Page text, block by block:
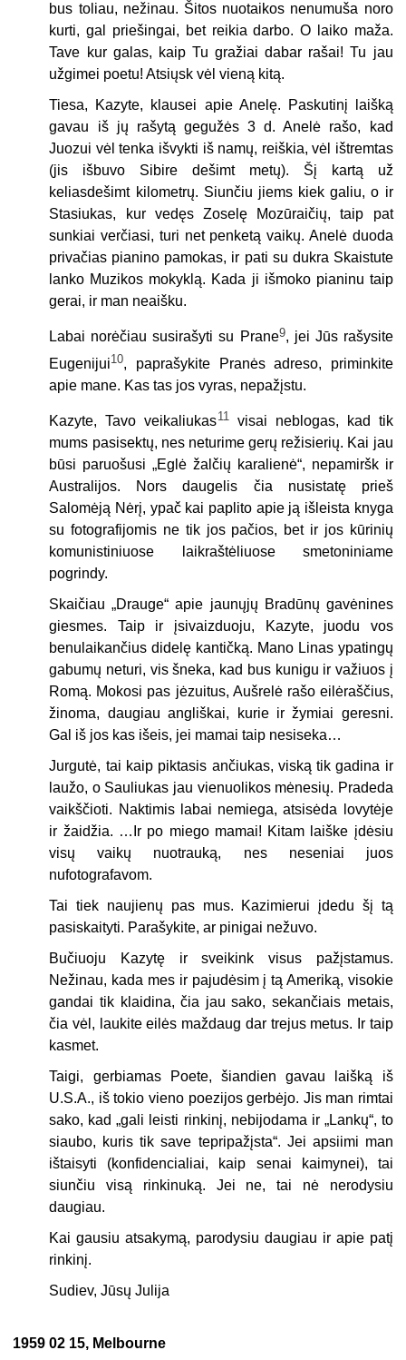
bus toliau, nežinau. Šitos nuotaikos nenumuša noro
kurti, gal priešingai, bet reikia darbo. O laiko maža.
Tave kur galas, kaip Tu gražiai dabar rašai! Tu jau
užgimei poetu! Atsiųsk vėl vieną kitą.
Tiesa, Kazyte, klausei apie Anelę. Paskutinį laišką
gavau iš jų rašytą gegužės 3 d. Anelė rašo, kad
Juozui vėl tenka išvykti iš namų, reiškia, vėl ištremtas
(jis išbuvo Sibire dešimt metų). Šį kartą už
keliasdešimt kilometrų. Siunčiu jiems kiek galiu, o ir
Stasiukas, kur vedęs Zoselę Mozūraičių, taip pat
sunkiai verčiasi, turi net penketą vaikų. Anelė duoda
privačias pianino pamokas, ir pati su dukra Skaistute
lanko Muzikos mokyklą. Kada ji išmoko pianinu taip
gerai, ir man neaišku.
Labai norėčiau susirašyti su Prane9, jei Jūs rašysite
Eugenijui10, paprašykite Pranės adreso, priminkite
apie mane. Kas tas jos vyras, nepažįstu.
Kazyte, Tavo veikaliukas11visai neblogas, kad tik
mums pasisektų, nes neturime gerų režisierių. Kai jau
būsi paruošusi „Eglė žalčių karalienė“, nepamiršk ir
Australijos. Nors daugelis čia nusistatę prieš
Salomėją Nėrį, ypač kai paplito apie ją išleista knyga
su fotografijomis ne tik jos pačios, bet ir jos kūrinių
komunistiniuose laikraštėliuose smetoniniame
pogrindy.
Skaičiau „Drauge“ apie jaunųjų Bradūnų gavėnines
giesmes. Taip ir įsivaizduoju, Kazyte, juodu vos
benulaikančius didelę kantičką. Mano Linas ypatingų
gabumų neturi, vis šneka, kad bus kunigu ir važiuos į
Romą. Mokosi pas jėzuitus, Aušrelė rašo eilėraščius,
žinoma, daugiau angliškai, kurie ir žymiai geresni.
Gal iš jos kas išeis, jei mamai taip nesiseka…
Jurgutė, tai kaip piktasis ančiukas, viską tik gadina ir
laužo, o Sauliukas jau vienuolikos mėnesių. Pradeda
vaikščioti. Naktimis labai nemiega, atsisėda lovytėje
ir žaidžia. …Ir po miego mamai! Kitam laiške įdėsiu
visų vaikų nuotrauką, nes neseniai juos
nufotografavom.
Tai tiek naujienų pas mus. Kazimierui įdedu šį tą
pasiskaityti. Parašykite, ar pinigai nežuvo.
Bučiuoju Kazytę ir sveikink visus pažįstamus.
Nežinau, kada mes ir pajudėsim į tą Ameriką, visokie
gandai tik klaidina, čia jau sako, sekančiais metais,
čia vėl, laukite eilės maždaug dar trejus metus. Ir taip
kasmet.
Taigi, gerbiamas Poete, šiandien gavau laišką iš
U.S.A., iš tokio vieno poezijos gerbėjo. Jis man rimtai
sako, kad „gali leisti rinkinį, nebijodama ir „Lankų“, to
siaubo, kuris tik save tepripažįsta“. Jei apsiimi man
ištaisyti (konfidencialiai, kaip senai kaimynei), tai
siunčiu visą rinkinuką. Jei ne, tai nė nerodysiu
daugiau.
Kai gausiu atsakymą, parodysiu daugiau ir apie patį
rinkinį.
Sudiev, Jūsų Julija
1959 02 15, Melbourne